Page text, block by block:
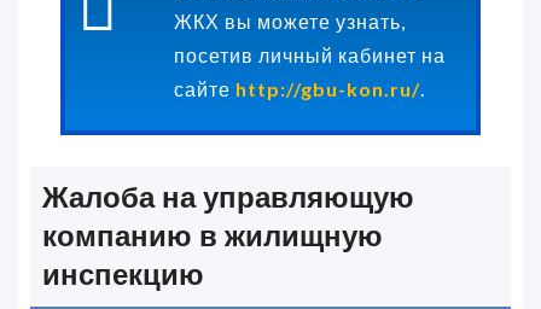
ЖКХ вы можете узнать,
посетив личный кабинет на
сайте http://gbu-kon.ru/
Жалоба на управляющую
компанию в жилищную
инспекцию